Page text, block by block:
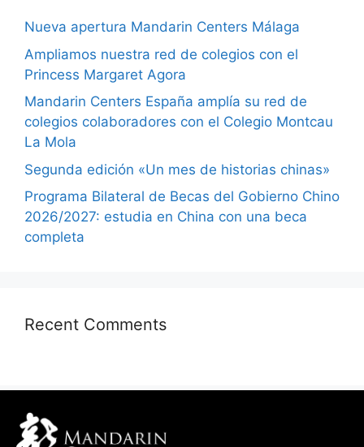
Nueva apertura Mandarin Centers Málaga
Ampliamos nuestra red de colegios con el
Princess Margaret Agora
Mandarin Centers España amplía su red de
colegios colaboradores con el Colegio Montcau
La Mola
Segunda edición «Un mes de historias chinas»
Programa Bilateral de Becas del Gobierno Chino
2026/2027: estudia en China con una beca
completa
Recent Comments